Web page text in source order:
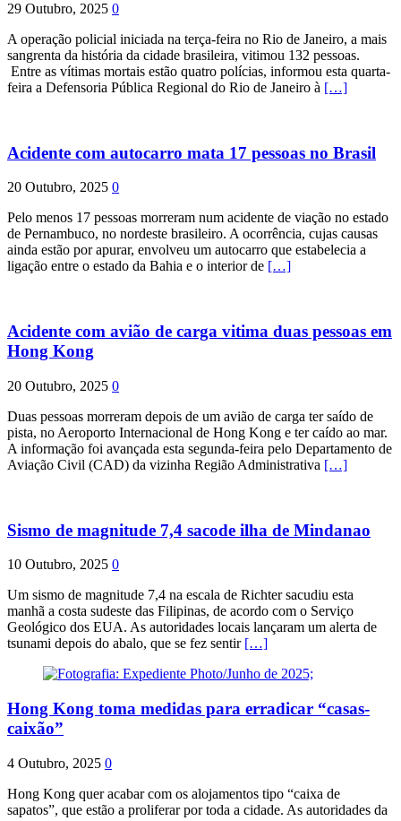
29 Outubro, 2025 0
A operação policial iniciada na terça-feira no Rio de Janeiro, a mais
sangrenta da história da cidade brasileira, vitimou 132 pessoas.
Entre as vítimas mortais estão quatro polícias, informou esta quarta-
feira a Defensoria Pública Regional do Rio de Janeiro à […]
Acidente com autocarro mata 17 pessoas no Brasil
20 Outubro, 2025 0
Pelo menos 17 pessoas morreram num acidente de viação no estado
de Pernambuco, no nordeste brasileiro. A ocorrência, cujas causas
ainda estão por apurar, envolveu um autocarro que estabelecia a
ligação entre o estado da Bahia e o interior de […]
Acidente com avião de carga vitima duas pessoas em
Hong Kong
20 Outubro, 2025 0
Duas pessoas morreram depois de um avião de carga ter saído de
pista, no Aeroporto Internacional de Hong Kong e ter caído ao mar.
A informação foi avançada esta segunda-feira pelo Departamento de
Aviação Civil (CAD) da vizinha Região Administrativa […]
Sismo de magnitude 7,4 sacode ilha de Mindanao
10 Outubro, 2025 0
Um sismo de magnitude 7,4 na escala de Richter sacudiu esta
manhã a costa sudeste das Filipinas, de acordo com o Serviço
Geológico dos EUA. As autoridades locais lançaram um alerta de
tsunami depois do abalo, que se fez sentir […]
Hong Kong toma medidas para erradicar “casas-
caixão”
4 Outubro, 2025 0
Hong Kong quer acabar com os alojamentos tipo “caixa de
sapatos”, que estão a proliferar por toda a cidade. As autoridades da